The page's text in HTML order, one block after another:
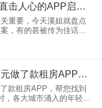
APP运营 | 盘点那些直击人心的APP启动页文案
重要，今天溪姐就盘点
，有的甚被传为佳话，
流传，这种广告价值，
必能达到这效果。所以
他不懂编程，不足万元做了款租房APP，帮您找到靠谱“室友”
款租房APP，帮您找到
，各大城市涌入的年轻人